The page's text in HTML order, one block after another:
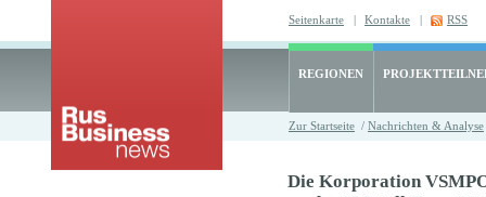
Seitenkarte | Kontakte | RSS
REGIONEN
Zur Startseite / Nachrichten & Analyse
Die Korporation